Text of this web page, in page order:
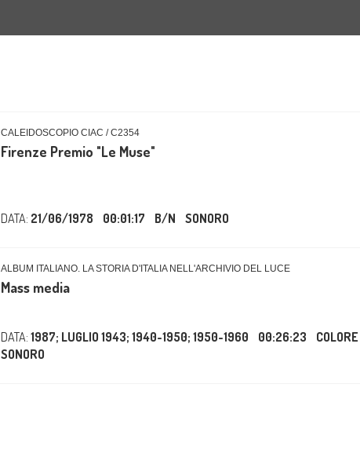
CALEIDOSCOPIO CIAC / C2354
Firenze Premio "Le Muse"
DATA: 21/06/1978 00:01:17 B/N SONORO
ALBUM ITALIANO. LA STORIA D'ITALIA NELL'ARCHIVIO DEL LUCE
Mass media
DATA: 1987; LUGLIO 1943; 1940-1950; 1950-1960 00:26:23
COLORE
SONORO